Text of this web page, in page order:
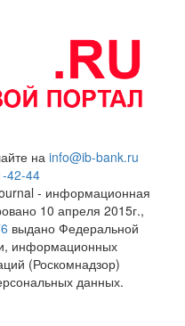
на info@ib-bank.ru
42-44
- информационная
10 апреля 2015г.,
выдано Федеральной
информационных
(Роскомнадзор)
данных.